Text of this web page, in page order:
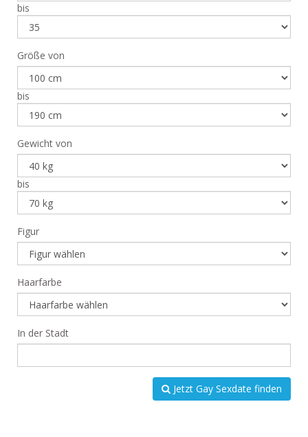
bis
Größe von
bis
Gewicht von
bis
Figur
Haarfarbe
In der Stadt
Jetzt Gay Sexdate finden